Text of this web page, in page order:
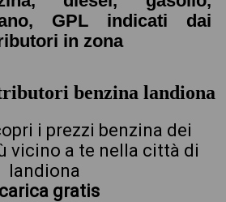
GPL indicati dai
in zona
benzina landiona
i prezzi benzina dei
vicino a te nella città di
landiona
gratis